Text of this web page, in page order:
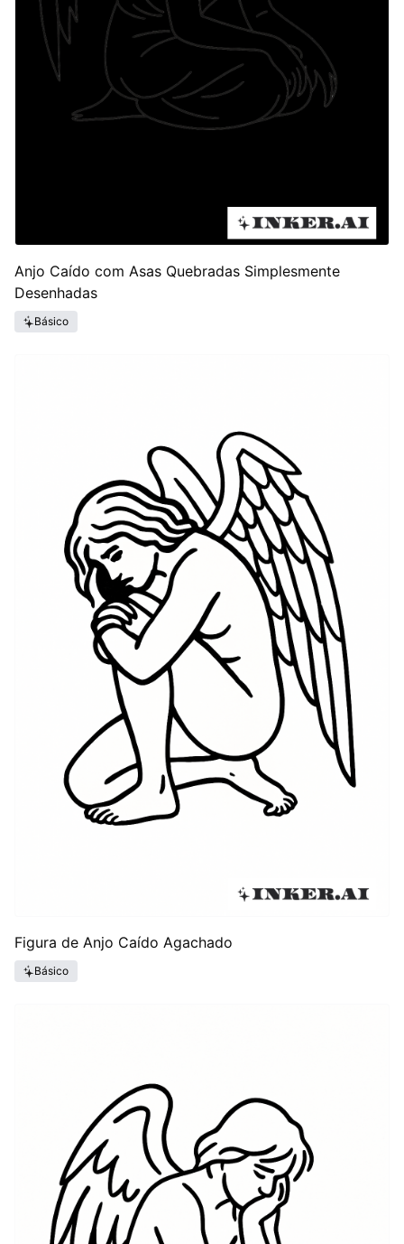
Anjo Caído com Asas Quebradas Simplesmente
Desenhadas
Básico
Figura de Anjo Caído Agachado
Básico